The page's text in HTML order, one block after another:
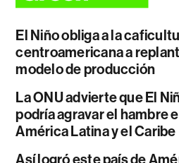
El Niño obliga a la
centroamericana a
modelo de producción
La ONU advierte que El
podría agravar el hambre
América Latina y el Caribe
Así logró este país de